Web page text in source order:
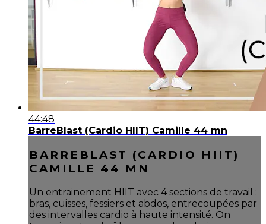
44:48
BarreBlast (Cardio HIIT) Camille 44 mn
BARREBLAST (CARDIO HIIT)
CAMILLE 44 MN
Un entrainement HIIT avec 4 sections de travail :
bras, cuisses, fessiers et abdos, entrecoupées par
des intervalles cardio à haute intensité. On